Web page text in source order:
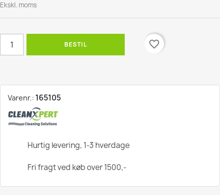
Ekskl. moms
BESTIL favorite_border
Varenr.: 165105
Hurtig levering, 1-3 hverdage
Fri fragt ved køb over 1500,-